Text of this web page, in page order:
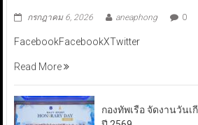
กรกฎาคม 6, 2026 aneaphong 0
FacebookFacebookXTwitter
Read More
กองทัพเรือ จัดงานวัน